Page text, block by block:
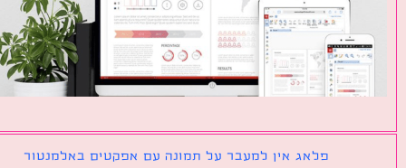
פלאג אין למעבר על תמונה עם אפקטים באלמנטור